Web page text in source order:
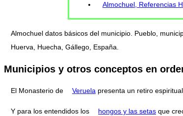
Almochuel, Referencias
Almochuel datos básicos del municipio. Pueblo,
Huerva, Huecha, Gállego, España.
Municipios y otros conceptos en
El Monasterio de Veruela presenta un retiro
Y para los entendidos los hongos y las setas que